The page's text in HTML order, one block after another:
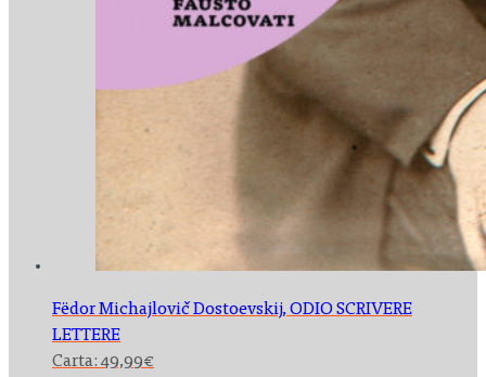
Fëdor Michajlovič Dostoevskij,ODIO SCRIVERE
LETTERE
Carta: 49,99€